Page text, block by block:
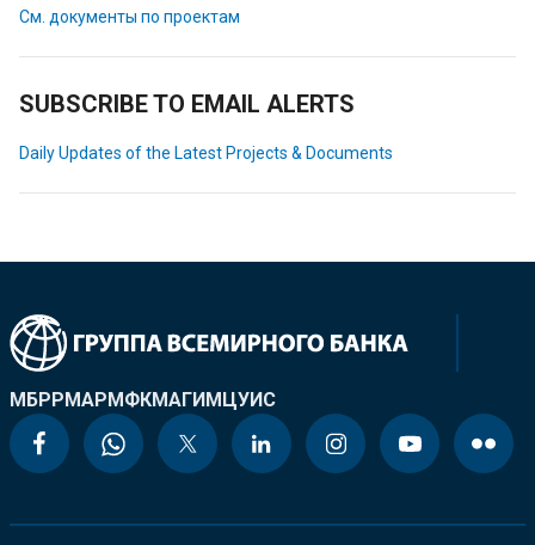
См. документы по проектам
SUBSCRIBE TO EMAIL ALERTS
Daily Updates of the Latest Projects & Documents
МБРРМАРМФКМАГИМЦУИС